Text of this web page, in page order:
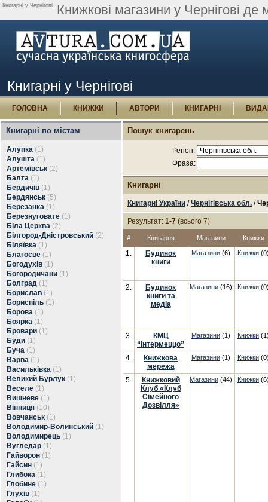
Книгарні у Чернігові. Книжкові магазини у Чернігові
Книгарні у Чернігові
ГОЛОВНА КНИЖКИ АВТОРИ КНИГАРНІ
Книгарні по містам
Алупка (1)
Алушта (1)
Артемівськ (2)
Балта (1)
Бердичів (1)
Бердянськ (5)
Березанка (1)
Березнуговате (1)
Біла Церква (2)
Білгород-Дністровський (2)
Біляївка (1)
Благоєве (1)
Богодухів (1)
Богородичани (1)
Болград (1)
Борислав (1)
Бориспіль (1)
Борова (1)
Боярка (1)
Бровари (1)
Буди (1)
Буча (1)
Варва (1)
Васильківка (1)
Великий Бурлук (1)
Веселе (1)
Вишневе (1)
Вінниця (10)
Вовчанськ (1)
Володимир-Волинський (1)
Володимирець (1)
Вугледар (1)
Гайворон (1)
Гайсин (1)
Глибока (1)
Глобине (1)
Глухів (1)
Пошук книгарень
Регіон:
Фраза:
Книгарні
Книгарні України /Чернігівська обл. /
Результат: 1-7 (всього 7)
# Книгарня Магазини Книжки
1.
Будинок
книги
Магазини (6) Книжки
2.
Будинок
книги та
медіа
Магазини (16) Книжки
3.
КМЦ
“Інтермеццо”
Магазини (1) Книжки
4.
Книжкова
мережа
Магазини (1) Книжки
5.
Книжковий
Клуб «Клуб
Сімейного
Дозвілля»
Магазини (44) Книжки